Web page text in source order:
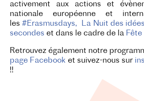
activement aux actions et
nationale européenne et
les #Erasmusdays, La Nuit des idées
secondes et dans le cadre de la
Retrouvez également notre
page Facebook et suivez-nous sur
!!